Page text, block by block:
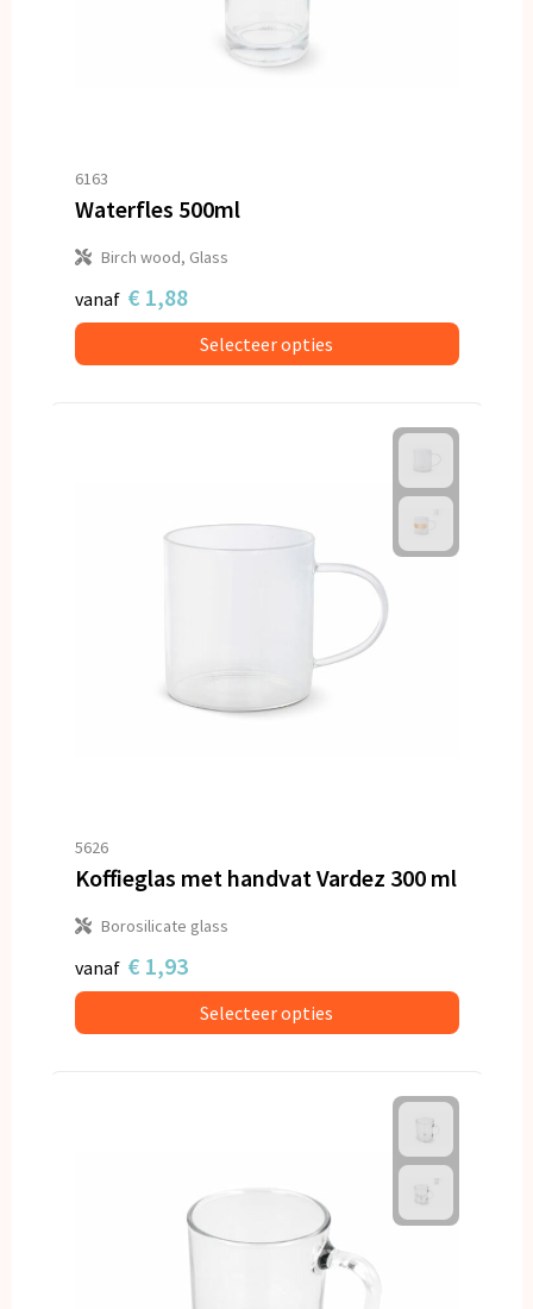
6163
Waterfles 500ml
Birch wood, Glass
vanaf € 1,88
Selecteer opties
5626
Koffieglas met handvat Vardez 300 ml
Borosilicate glass
vanaf € 1,93
Selecteer opties